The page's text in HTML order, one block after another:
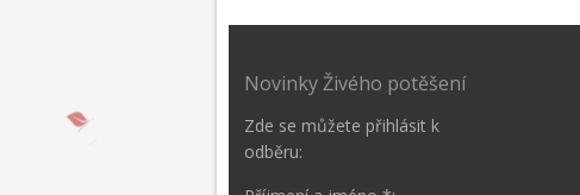
Novinky Živého potěšení
Zde se můžete přihlásit k
odběru: